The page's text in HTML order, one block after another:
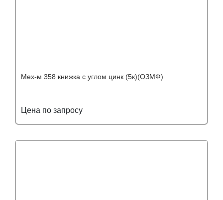
Мех-м 358 книжка с углом цинк (5к)(ОЗМФ)
Цена по запросу